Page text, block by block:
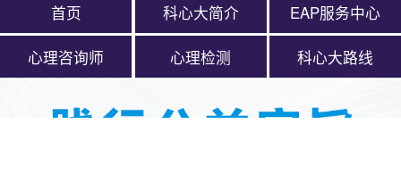
首页 科心大简介 EAP服务中心
心理咨询师 心理检测 科心大路线